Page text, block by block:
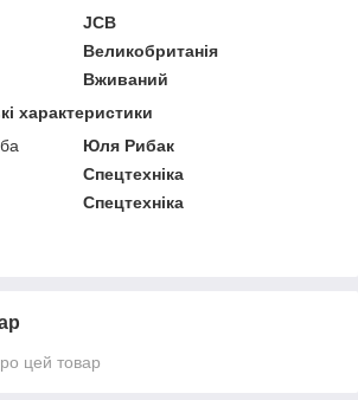
JCB
Великобританія
Вживаний
характеристики
Юля Рибак
Спецтехніка
Спецтехніка
цей товар